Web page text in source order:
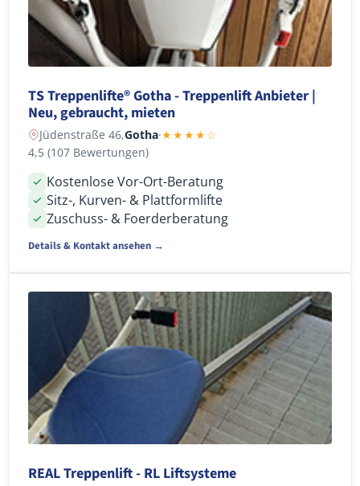
TS Treppenlifte® Gotha - Treppenlift Anbieter |
Neu, gebraucht, mieten
Jüdenstraße 46,Gotha·★★★★☆
4,5 (107 Bewertungen)
Kostenlose Vor-Ort-Beratung
Sitz-, Kurven- & Plattformlifte
Zuschuss- & Foerderberatung
Details & Kontakt ansehen →
REAL Treppenlift - RL Liftsysteme